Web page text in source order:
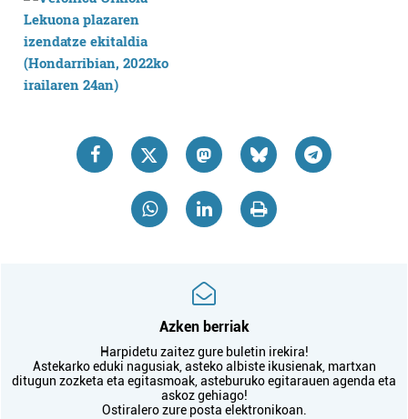
Azken berriak
Harpidetu zaitez gure buletin irekira!
Astekarko eduki nagusiak, asteko albiste ikusienak, martxan
ditugun zozketa eta egitasmoak, asteburuko egitarauen agenda eta
askoz gehiago!
Ostiralero zure posta elektronikoan.